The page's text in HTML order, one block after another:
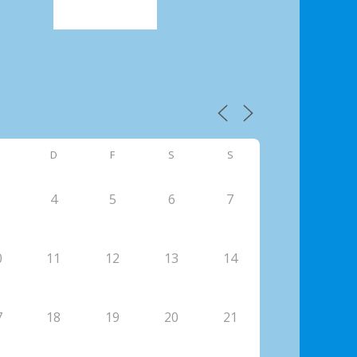
D F S S
4 5 6 7
11 12 13 14
18 19 20 21